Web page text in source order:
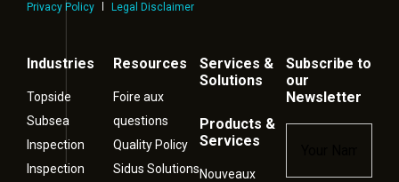
Privacy Policy
Legal Disclaimer
Industries
Topside
Subsea
Inspection
Inspection
Resources
Foire aux
questions
Quality Policy
Sidus Solutions
Services &
Solutions
Products &
Services
Nouveaux
Subscribe to
our
Newsletter